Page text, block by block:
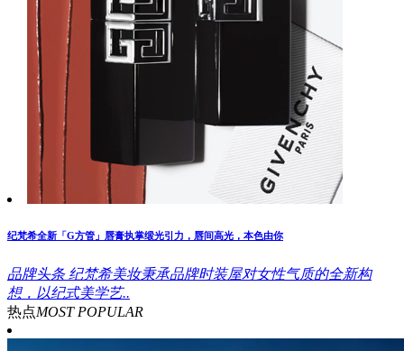
纪梵希全新「G方管」唇膏执掌缎光引力，唇间高光，本色由你
品牌头条 纪梵希美妆秉承品牌时装屋对女性气质的全新构
想，以纪式美学艺..
热点MOST POPULAR